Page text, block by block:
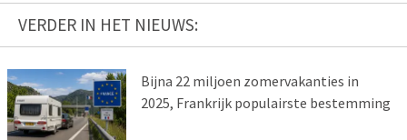
VERDER IN HET NIEUWS:
Bijna 22 miljoen zomervakanties in
2025, Frankrijk populairste bestemming